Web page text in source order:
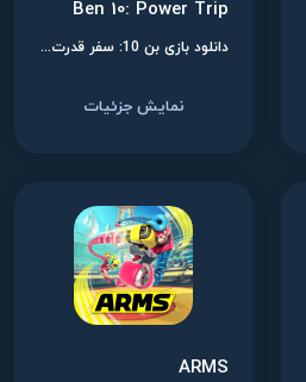
Ben 10: Power Trip
دانلود بازی بن 10: سفر قدرت برای نینتندو سوییچ
نمایش جزئیات
ARMS